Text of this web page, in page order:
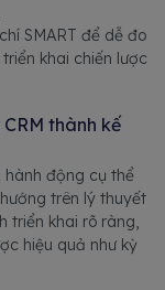
SMART để dễ đo
khai chiến lược
thành kế
hành động cụ thể
trên lý thuyết
triển khai rõ ràng,
hiệu quả như kỳ